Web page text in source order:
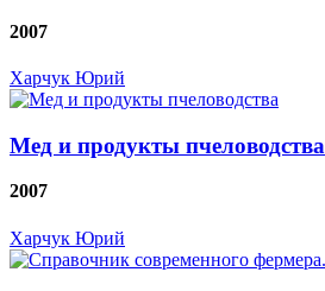
2007
Харчук Юрий
Мед и продукты пчеловодства
2007
Харчук Юрий